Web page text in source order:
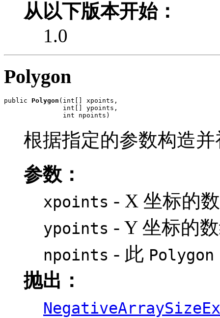
从以下版本开始：
1.0
Polygon
public Polygon (int[] xpoints,
               int[] ypoints,
               int npoints)
根据指定的参数构造
参数：
xpoints - X 坐标的
ypoints - Y 坐标的
npoints - 此 Polygon
抛出：